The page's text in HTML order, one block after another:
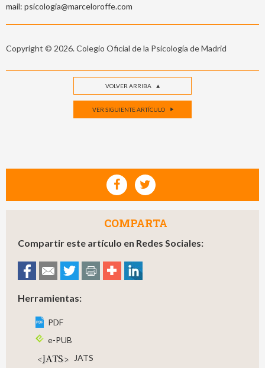
mail: psicologia@marceloroffe.com
Copyright © 2026. Colegio Oficial de la Psicología de Madrid
VOLVER ARRIBA
VER SIGUIENTE ARTÍCULO
COMPARTA
Compartir este artículo en Redes Sociales:
Herramientas:
PDF
e-PUB
JATS